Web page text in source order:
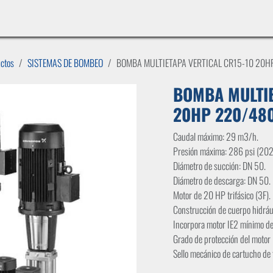
SISTEMAS DE BOMBEO BOMBA MULTIETAPA VERTICAL CR15-10
BOMBA
20HP 220/
Caudal máximo: 29 m3/h.
Presión máxima: 286 psi
Diámetro de succión: DN 50.
Diámetro de descarga: DN 50.
Motor de 20 HP trifásico (3F).
Construcción de cuerpo
Incorpora motor IE2 mínimo
Grado de protección del
Sello mecánico de cartucho